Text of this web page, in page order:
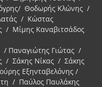
Θοδωρής Κλώνης /
/ Κώστας
/ Μίμης Καναβιτσάδος
Παναγιώτης Γιώτας /
/ Σάκης Νίκας / Σάκης
Εξηνταβελόνης /
/ Παύλος Παυλάκης